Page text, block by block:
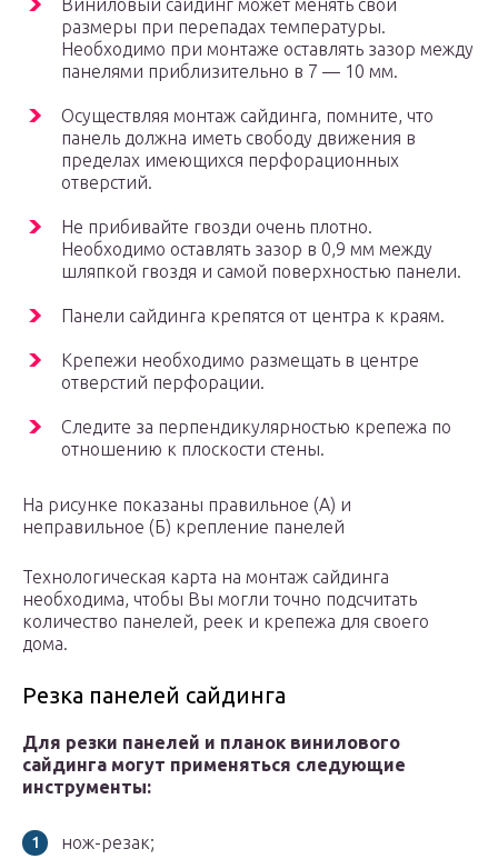
Виниловый сайдинг может менять свои
размеры при перепадах температуры.
Необходимо при монтаже оставлять зазор между
панелями приблизительно в 7 — 10 мм.
Осуществляя монтаж сайдинга, помните, что
панель должна иметь свободу движения в
пределах имеющихся перфорационных
отверстий.
Не прибивайте гвозди очень плотно.
Необходимо оставлять зазор в 0,9 мм между
шляпкой гвоздя и самой поверхностью панели.
Панели сайдинга крепятся от центра к краям.
Крепежи необходимо размещать в центре
отверстий перфорации.
Следите за перпендикулярностью крепежа по
отношению к плоскости стены.
На рисунке показаны правильное (А) и
неправильное (Б) крепление панелей
Технологическая карта на монтаж сайдинга
необходима, чтобы Вы могли точно подсчитать
количество панелей, реек и крепежа для своего
дома.
Резка панелей сайдинга
Для резки панелей и планок винилового
сайдинга могут применяться следующие
инструменты:
нож-резак;